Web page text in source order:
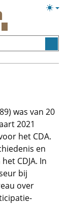
was van 20
2021
het CDA.
en
CDJA. In
bij
over